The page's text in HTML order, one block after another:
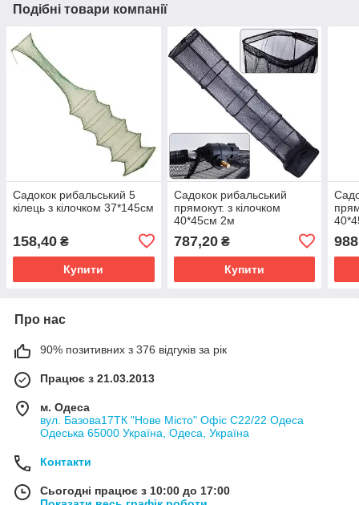
Подібні товари компанії
Садокок рибальський 5
кілець з кілочком 37*145см
158,40 ₴
Купити
Садокок рибальський
прямокут. з кілочком
40*45см 2м
787,20₴
Купити
Про нас
90% позитивних з 376 відгуків за рік
Працює з 21.03.2013
м. Одеса
вул. Базова17ТК "Нове Місто" Офіс С22/22 Одеса
Одеська 65000 Україна, Одеса, Україна
Контакти
Сьогодні працює з 10:00 до 17:00